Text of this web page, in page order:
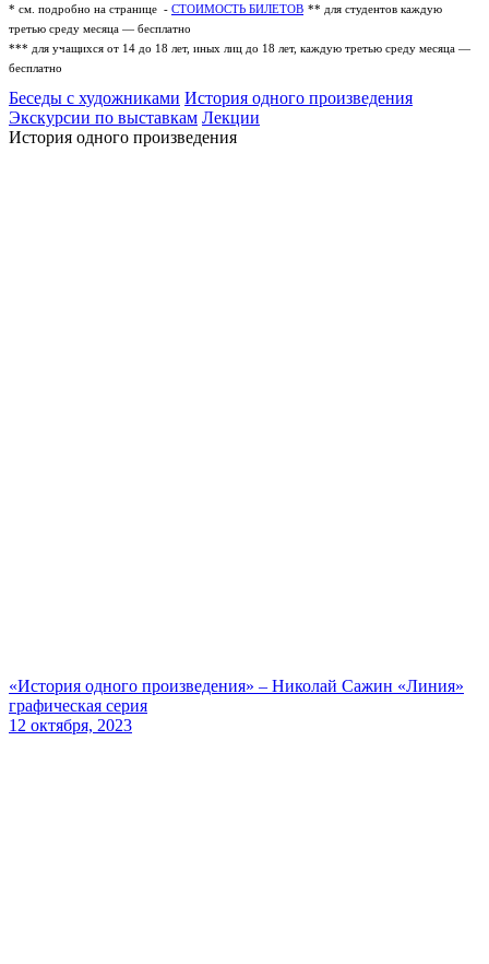
* см. подробно на странице - СТОИМОСТЬ БИЛЕТОВ ** для студентов каждую
третью среду месяца — бесплатно
*** для учащихся от 14 до 18 лет, иных лиц до 18 лет, каждую третью среду месяца —
бесплатно
Беседы с художниками История одного произведения
Экскурсии по выставкам Лекции
История одного произведения
«История одного произведения» – Николай Сажин «Линия»
графическая серия
12 октября, 2023